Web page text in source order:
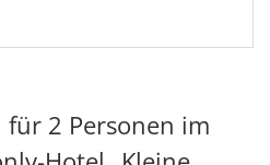
für 2 Personen im